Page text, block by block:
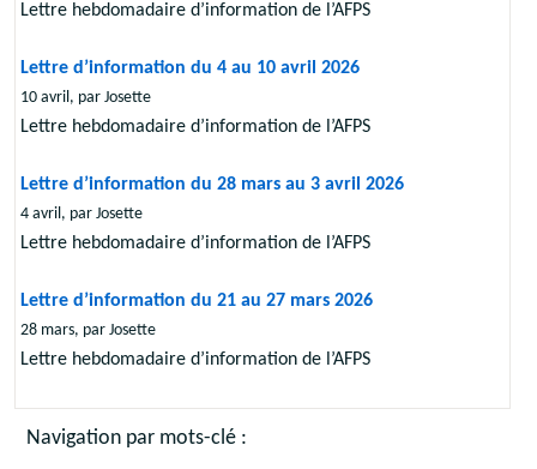
Lettre hebdomadaire d’information de l’AFPS
Lettre d’information du 4 au 10 avril 2026
10 avril, par Josette
Lettre hebdomadaire d’information de l’AFPS
Lettre d’information du 28 mars au 3 avril 2026
4 avril, par Josette
Lettre hebdomadaire d’information de l’AFPS
Lettre d’information du 21 au 27 mars 2026
28 mars, par Josette
Lettre hebdomadaire d’information de l’AFPS
Navigation par mots-clé :